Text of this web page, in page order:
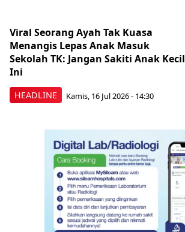
HEADLINE
Viral Seorang Ayah Tak Kuasa
Menangis Lepas Anak Masuk
Sekolah TK: Jangan Sakiti Anak Kecil
Ini
Kamis, 16 Jul 2026 - 14:30